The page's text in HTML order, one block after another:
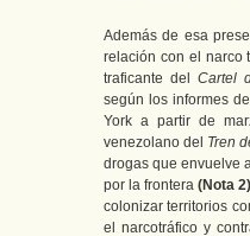
Además de esa
relación con el narco
traficante del Cartel
según los informes
York a partir de
venezolano del Tren
drogas que envuelve
por la frontera (Nota 2)
colonizar territorios
el narcotráfico y